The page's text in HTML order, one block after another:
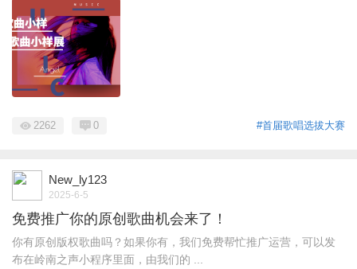
#首届歌唱选拔大赛
2262 0
New_ly123
2025-6-5
免费推广你的原创歌曲机会来了！
你有原创版权歌曲吗？如果你有，我们免费帮忙推广运营，可以发
布在岭南之声小程序里面，由我们的 ...